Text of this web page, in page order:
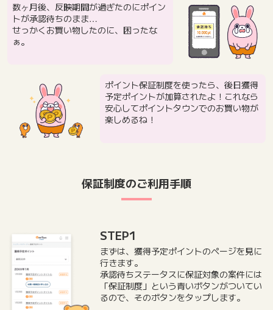
数ヶ月後、反映期間が過ぎたのにポイン
トが承認待ちのまま…
せっかくお買い物したのに、困ったな
ぁ。
ポイント保証制度を使ったら、後日獲得
予定ポイントが加算されたよ！これなら
安心してポイントタウンでのお買い物が
楽しめるね！
保証制度のご利用手順
STEP1
まずは、獲得予定ポイントのページを見に
行きます。
承認待ちステータスに保証対象の案件には
「保証制度」という青いボタンがついてい
るので、そのボタンをタップします。